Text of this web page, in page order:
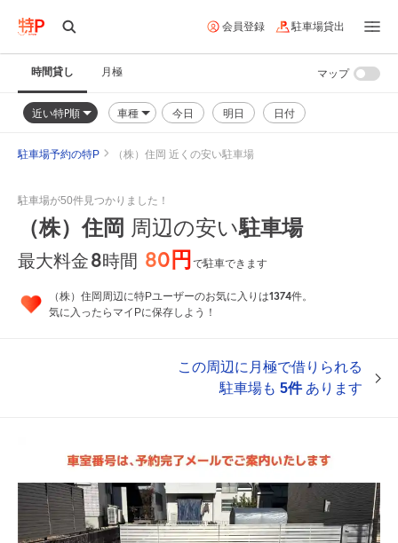
会員登録 駐車場貸出
時間貸し 月極
近い特P順 車種 今日 明日 日付
マップ
駐車場予約の特P （株）住岡 近くの安い駐車場
駐車場が50件見つかりました！
（株）住岡 周辺の安い駐車場
最大料金8時間 80円で駐車できます
（株）住岡周辺に特Pユーザーのお気に入りは1374件。
気に入ったらマイPに保存しよう！
この周辺に月極で借りられる
駐車場も 5件あります